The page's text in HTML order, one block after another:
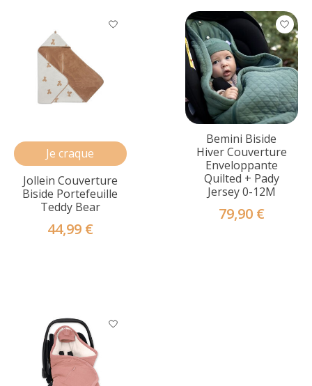
Je craque
Jollein Couverture
Biside Portefeuille
Teddy Bear
44,99 €
Bemini Biside
Hiver Couverture
Enveloppante
Quilted + Pady
Jersey 0-12M
79,90 €